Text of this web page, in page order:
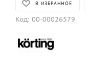
В ИЗБРАННОЕ
Код: 00-00026579